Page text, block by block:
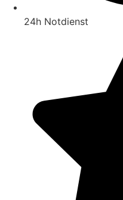
24h Notdienst